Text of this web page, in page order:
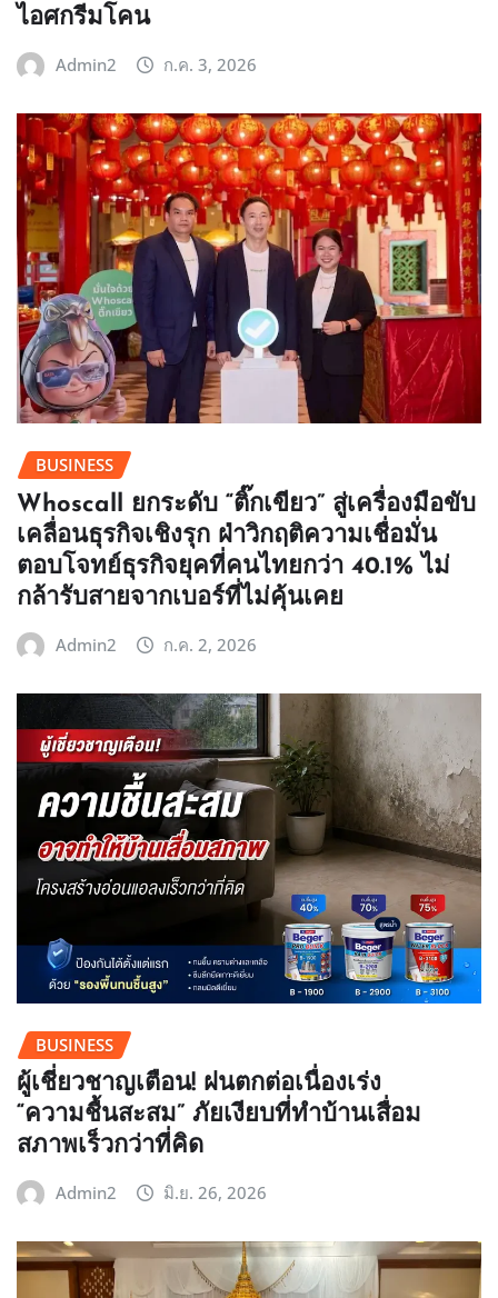
ไอศกรีมโคน
Admin2 ก.ค. 3, 2026
BUSINESS
Whoscall ยกระดับ “ติ๊กเขียว” สู่เครื่องมือขับ
เคลื่อนธุรกิจเชิงรุก ฝ่าวิกฤติความเชื่อมั่น
ตอบโจทย์ธุรกิจยุคที่คนไทยกว่า 40.1% ไม่
กล้ารับสายจากเบอร์ที่ไม่คุ้นเคย
Admin2 ก.ค. 2, 2026
BUSINESS
ผู้เชี่ยวชาญเตือน! ฝนตกต่อเนื่องเร่ง
“ความชื้นสะสม” ภัยเงียบที่ทำบ้านเสื่อม
สภาพเร็วกว่าที่คิด
Admin2 มิ.ย. 26, 2026